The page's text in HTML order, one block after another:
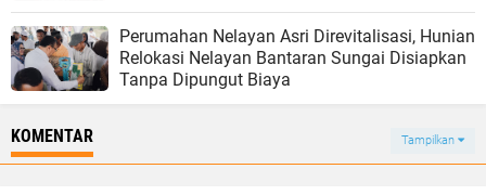
Perumahan Nelayan Asri Direvitalisasi, Hunian
Relokasi Nelayan Bantaran Sungai Disiapkan
Tanpa Dipungut Biaya
KOMENTAR Tampilkan